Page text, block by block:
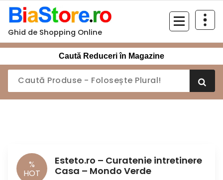
Sari
conținut
Ghid de Shopping Online
Caută Reduceri în Magazine
%
HOT
Esteto.ro – Curatenie intretinere
Casa – Mondo Verde